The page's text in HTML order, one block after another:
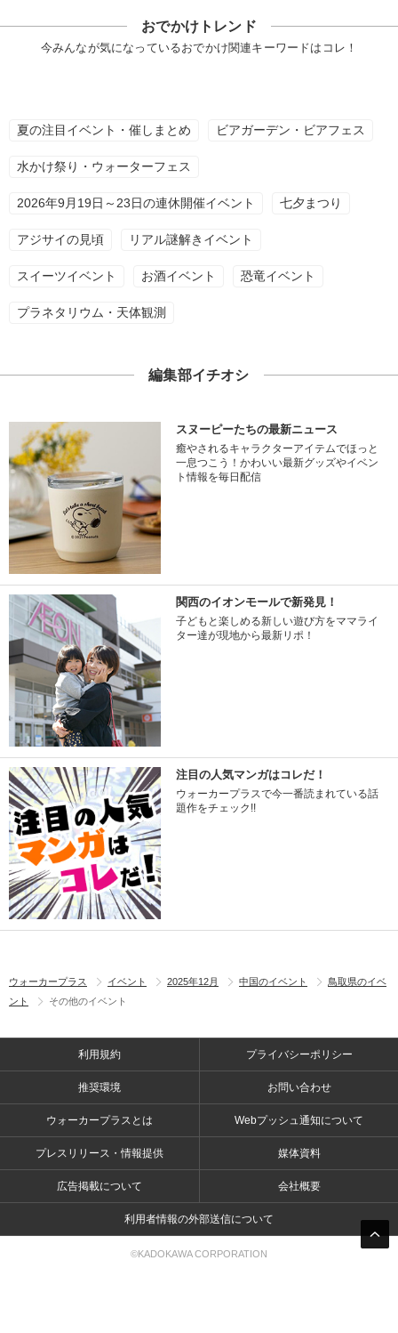
おでかけトレンド
今みんなが気になっているおでかけ関連キーワードはコレ！
夏の注目イベント・催しまとめ ビアガーデン・ビアフェス
水かけ祭り・ウォーターフェス
2026年9月19日～23日の連休開催イベント 七夕まつり
アジサイの見頃 リアル謎解きイベント
スイーツイベント お酒イベント 恐竜イベント
プラネタリウム・天体観測
編集部イチオシ
スヌーピーたちの最新ニュース
癒やされるキャラクターアイテムでほっと
一息つこう！かわいい最新グッズやイベン
ト情報を毎日配信
関西のイオンモールで新発見！
子どもと楽しめる新しい遊び方をママライ
ター達が現地から最新リポ！
注目の人気マンガはコレだ！
ウォーカープラスで今一番読まれている話
題作をチェック!!
ウォーカープラス イベント 2025年12月 中国のイベント
鳥取県のイベ
ント
その他のイベント
利用規約 プライバシーポリシー
推奨環境 お問い合わせ
ウォーカープラスとは Webプッシュ通知について
プレスリリース・情報提供 媒体資料
広告掲載について 会社概要
利用者情報の外部送信について
©KADOKAWA CORPORATION